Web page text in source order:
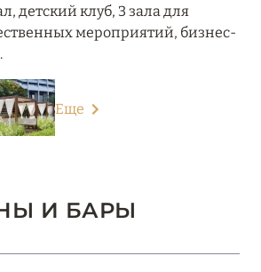
детский клуб, 3 зала для
мероприятий, бизнес-
Еще
И БАРЫ